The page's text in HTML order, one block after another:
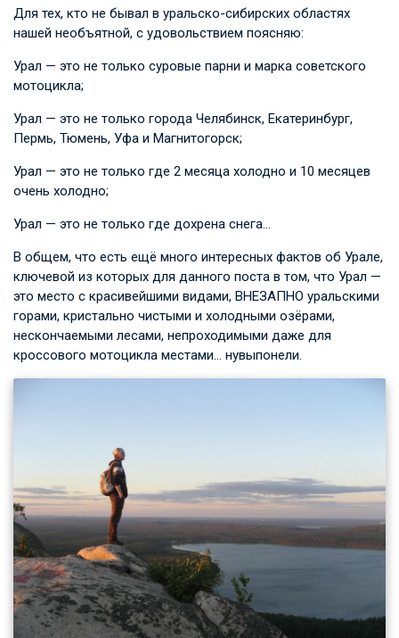
Для тех, кто не бывал в уральско-сибирских областях
нашей необъятной, с удовольствием поясняю:
Урал — это не только суровые парни и марка советского
мотоцикла;
Урал — это не только города Челябинск, Екатеринбург,
Пермь, Тюмень, Уфа и Магнитогорск;
Урал — это не только где 2 месяца холодно и 10 месяцев
очень холодно;
Урал — это не только где дохрена снега…
В общем, что есть ещё много интересных фактов об Урале,
ключевой из которых для данного поста в том, что Урал —
это место с красивейшими видами, ВНЕЗАПНО уральскими
горами, кристально чистыми и холодными озёрами,
нескончаемыми лесами, непроходимыми даже для
кроссового мотоцикла местами… нувыпонели.